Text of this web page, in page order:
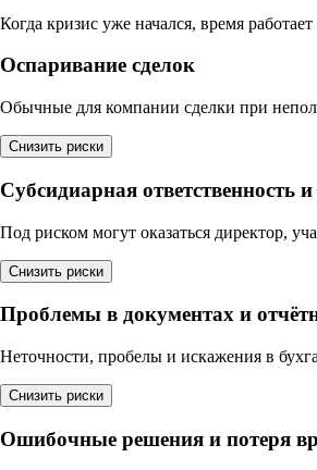
Когда кризис уже начался, время
Оспаривание сделок
Обычные для компании сделки при
Снизить риски
Субсидиарная ответственность
Под риском могут оказаться директор,
Снизить риски
Проблемы в документах и
Неточности, пробелы и искажения в
Снизить риски
Ошибочные решения и потеря